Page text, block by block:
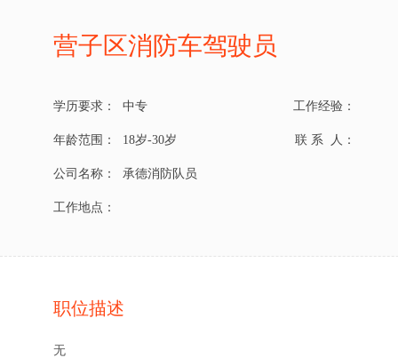
营子区消防车驾驶员
学历要求： 中专 工作经验：
年龄范围： 18岁-30岁 联 系 人：
公司名称： 承德消防队员
工作地点：
职位描述
无